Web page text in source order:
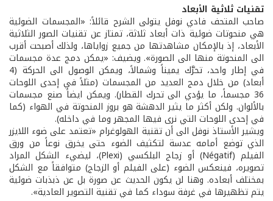
تقنيات ثلاثية الأبعاد
صاحب المتحف فادي نوفل يتولى الشرح قائلاً: «المجسمات الضوئية
هي منحوتات ضوئية ذات أبعاد ثلاثة، تمتاز عن تقنيات الصور الثلاثية
الأبعاد، إذ بالإمكان مشاهدتها من جميع زواياها، ولذلك أصبحت أقرب
الى المنحوتة منها الى الصورة». ويضيف: «يمكن دمج عدة مجسمات
في إطار واحد، تحرَّك يميناً وشمالاً، ويمكن الوصول الى الحركة (4
أبعاد) من خلال دمج العديد من المجسمات (مثلاً في إحدى اللوحات
36 مجسماً، ما يؤدي الى تحرك القطار). ويمكن ايضاً صنع مجسمات
بالألوان. ولكن أكثر ما يثير الدهشة هو بروز المنحوتة في الهواء (كما
في إحدى اللوحات التي نرى فيها المجهر وما في داخله).
ويشير الأستاذ نوفل الى أن تقنية الهولوغرام «تعتمد على ضوء اللايزر
الذي توضع أمامه عدسة لتكثيف الضوء حتى يخرق نوعاً من ورق
الفيلم (Négatif) أو زجاج البلكسي (Plexi)، ليضيء الشكل المراد
تصويره، فينعكس الضوء (على الفيلم أو الزجاج) متوافقاً مع الشكل
بمختلف أبعاده. وهنا لن يكون الحديث عن صورة بل عن ذبذبات ضوئية
يتم تظهيرها في غرفة سوداء كما في تقنية التصوير العادية».